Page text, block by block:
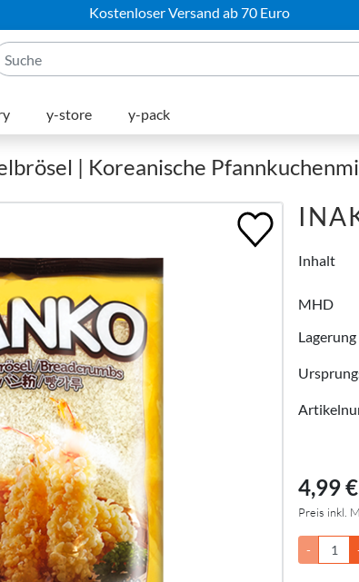
Kostenloser Versand ab 70 Euro
y-store y-pack
| Koreanische
Inhalt
MHD
Lagerung
4,99 €
Preis inkl.
-